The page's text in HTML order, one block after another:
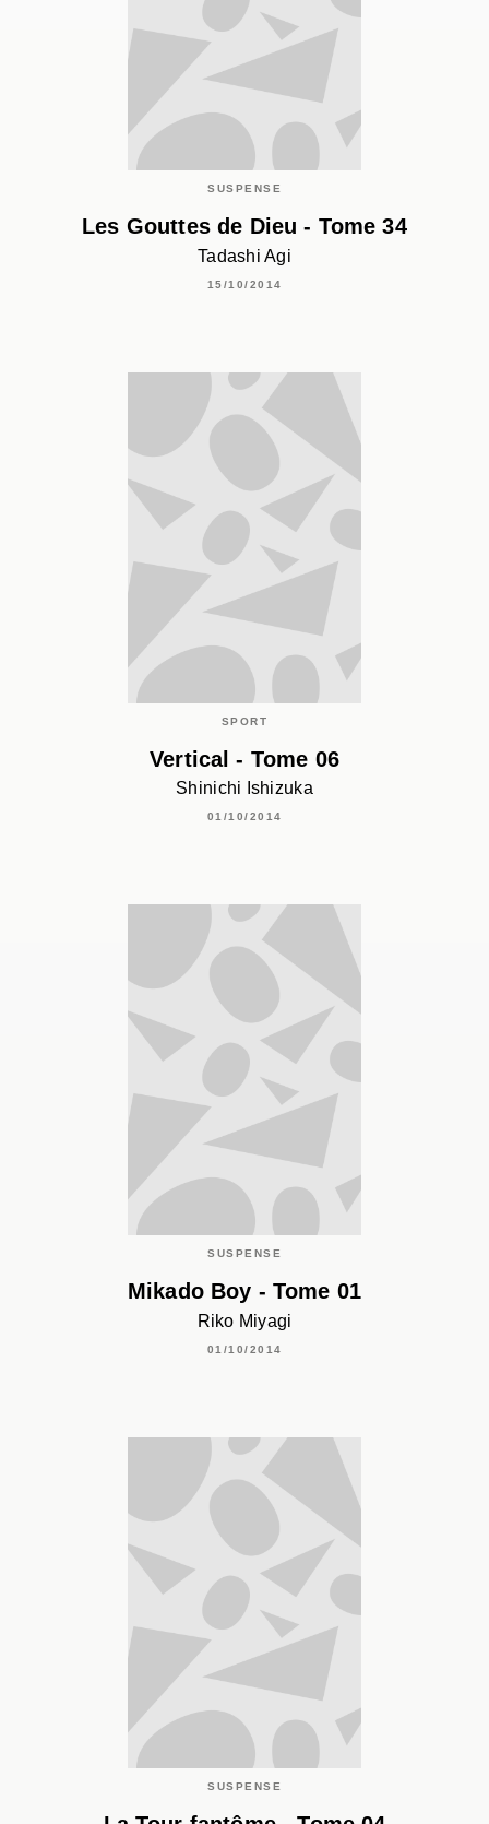
SUSPENSE
Les Gouttes de Dieu - Tome 34
Tadashi Agi
15/10/2014
SPORT
Vertical - Tome 06
Shinichi Ishizuka
01/10/2014
SUSPENSE
Mikado Boy - Tome 01
Riko Miyagi
01/10/2014
SUSPENSE